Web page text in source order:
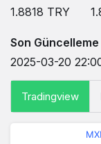
1.8818 TRY
Son Güncelleme
2025-03-20
Tradingview